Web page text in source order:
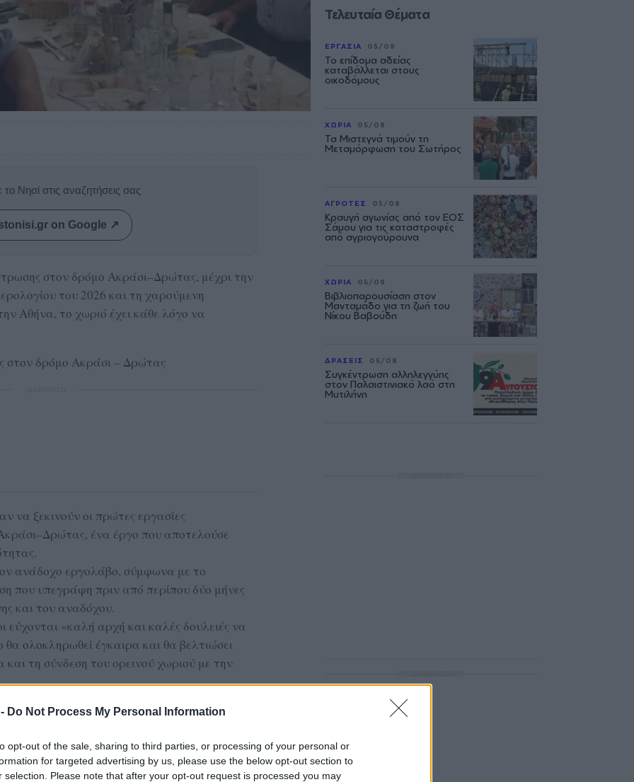
Do Not Process My Personal Information
opt-out of the sale, sharing to third parties, or processing of your personal or
for targeted advertising by us, please use the below opt-out section to
selection. Please note that after your opt-out request is processed you may
Νησί στις αναζητήσεις σας
on Google ↗
στον δρόμο Ακράσι–Δρώτας, μέχρι την
του 2026 και τη χαρούμενη
Αθήνα, το χωριό έχει κάθε λόγο να
στον δρόμο Ακράσι – Δρώτας
να ξεκινούν οι πρώτες εργασίες
ένα έργο που αποτελούσε
ανάδοχο εργολάβο, σύμφωνα με το
που υπεγράφη πριν από περίπου δύο μήνες
και του αναδόχου.
εύχονται «καλή αρχή και καλές δουλειές να
θα ολοκληρωθεί έγκαιρα και θα βελτιώσει
τη σύνδεση του ορεινού χωριού με την
Συνεταιρισμός Ακρασίου
Τελευταία Θέματα
ΕΡΓΑΣΙΑ 05/08
Το επίδομα αδείας
καταβάλλεται στους
οικοδόμους
ΧΩΡΙΑ 05/08
Τα Μιστεγνά τιμούν τη
Μεταμόρφωση του Σωτήρος
ΑΓΡΟΤΕΣ 05/08
Κραυγή αγωνίας από τον ΕΟΣ
Σάμου για τις καταστροφές
από αγριογούρουνα
ΧΩΡΙΑ 05/08
Βιβλιοπαρουσίαση στον
Μανταμάδο για τη ζωή του
Νίκου Βαβούδη
ΔΡΑΣΕΙΣ 05/08
Συγκέντρωση αλληλεγγύης
στον Παλαιστινιακό λαό στη
Μυτιλήνη